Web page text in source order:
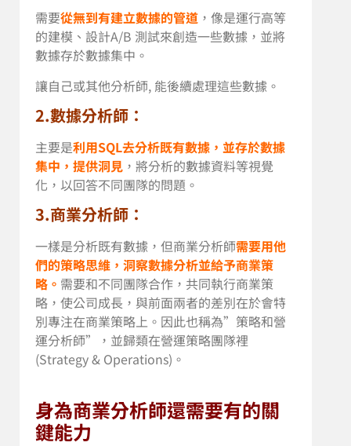
需要從無到有建立數據的管道 ，像是運行高等
的建模、設計A/B 測試來創造一些數據，並將
數據存於數據集中。
讓自己或其他分析師, 能後續處理這些數據。
2.數據分析師：
主要是利用SQL去分析既有數據，並存於數據
集中，提供洞見 ，將分析的數據資料等視覺
化，以回答不同團隊的問題。
3.商業分析師：
一樣是分析既有數據，但商業分析師需要用他
們的策略思維，洞察數據分析並給予商業策
略。 需要和不同團隊合作，共同執行商業策
略，使公司成長，與前面兩者的差別在於會特
別專注在商業策略上。因此也稱為”策略和營
運分析師”，並歸類在營運策略團隊裡
(Strategy & Operations)。
身為商業分析師還需要有的關
鍵能力